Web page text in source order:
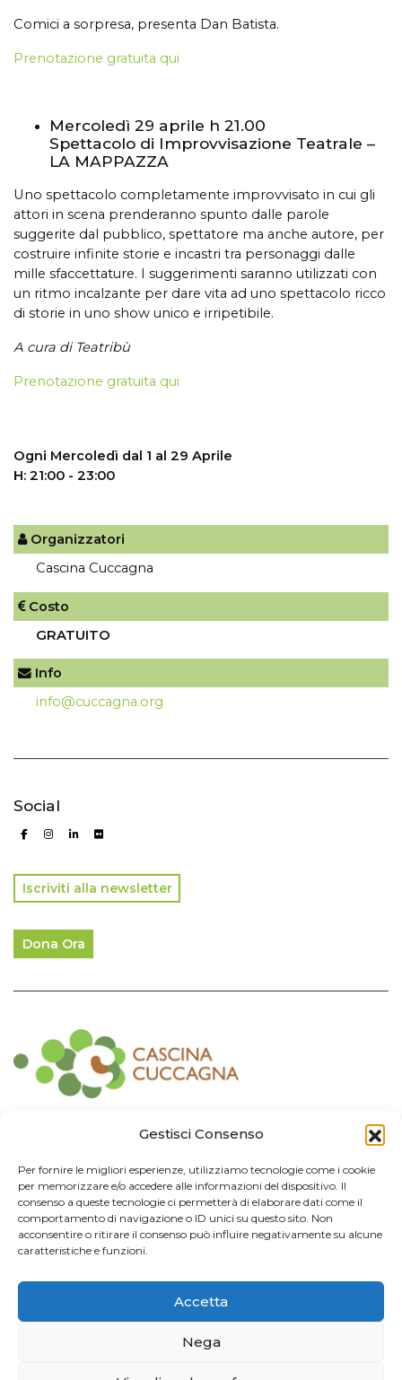
Gestisci Consenso
Per fornire le migliori esperienze, utilizziamo tecnologie come i cookie
per memorizzare e/o accedere alle informazioni del dispositivo. Il
consenso a queste tecnologie ci permetterà di elaborare dati come il
comportamento di navigazione o ID unici su questo sito. Non
acconsentire o ritirare il consenso può influire negativamente su alcune
caratteristiche e funzioni.
Accetta
Nega
Comici a sorpresa, presenta Dan Batista.
Prenotazione gratuita qui
Mercoledì 29 aprile h 21.00
Spettacolo di Improvvisazione Teatrale –
LA MAPPAZZA
Uno spettacolo completamente improvvisato in cui gli
attori in scena prenderanno spunto dalle parole
suggerite dal pubblico, spettatore ma anche autore, per
costruire infinite storie e incastri tra personaggi dalle
mille sfaccettature. I suggerimenti saranno utilizzati con
un ritmo incalzante per dare vita ad uno spettacolo ricco
di storie in uno show unico e irripetibile.
A cura di Teatribù
Prenotazione gratuita qui
Ogni Mercoledì dal 1 al 29 Aprile
H: 21:00 - 23:00
Organizzatori
Cascina Cuccagna
Costo
GRATUITO
Info
info@cuccagna.org
Social
Iscriviti alla newsletter
Dona Ora
Impresa Sociale
Via Cuccagna 2/4 - 20135 Milano - tel. 02.83421007
CF97426130155 -P. IVA06232010964 -REA MI-2522352 -RUNTS25837
21/03/2022
cuccagna@arubapec.it - info@cuccagna.org
Info Legali
© 2024 Cascina Cuccagna. Tutti i diritti riservati.